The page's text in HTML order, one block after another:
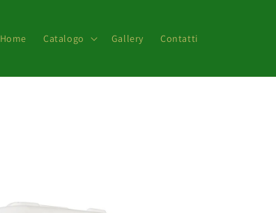
Home Catalogo Gallery Contatti